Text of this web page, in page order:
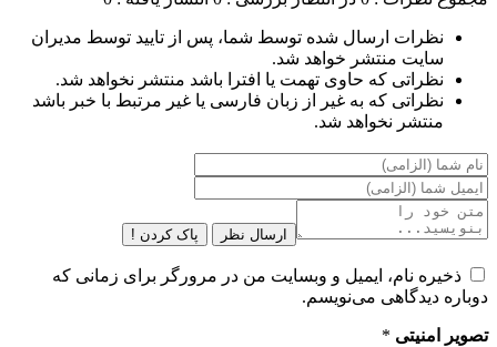
نظرات ارسال شده توسط شما، پس از تایید توسط مدیران
سایت منتشر خواهد شد.
نظراتی که حاوی تهمت یا افترا باشد منتشر نخواهد شد.
نظراتی که به غیر از زبان فارسی یا غیر مرتبط با خبر باشد
منتشر نخواهد شد.
ارسال نظر پاک کردن !
ذخیره نام، ایمیل و وبسایت من در مرورگر برای زمانی که
دوباره دیدگاهی می‌نویسم.
تصویر امنیتی *